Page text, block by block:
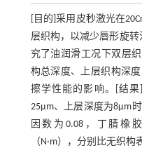
[目的]采用皮秒激光在
层织构，以减少唇形旋
究了油润滑工况下双层
构总深度、上层织构深
擦学性能的影响。[结
25μm、上层深度为8μm
因数为0.08，丁腈橡
（N·m），分别比无织构